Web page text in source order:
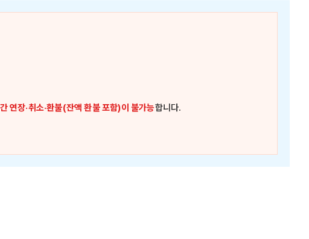
연장·취소·환불(잔액 환불 포함)이 불가능합니다.